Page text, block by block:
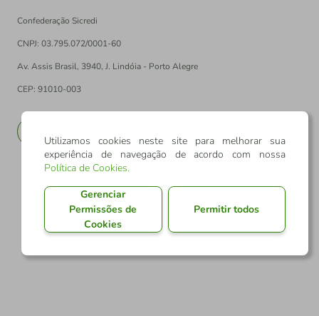
Confederação Sicredi
CNPJ: 03.795.072/0001-60
Av. Assis Brasil, 3940, J. Lindóia - Porto Alegre
CEP: 91010-003
Utilizamos cookies neste site para melhorar sua
experiência de navegação de acordo com nossa
Política de Cookies.
Gerenciar
Permissões de
Cookies
Permitir todos